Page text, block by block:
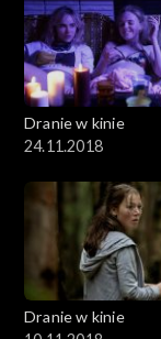
Dranie w kinie
24.11.2018
Dranie w kinie